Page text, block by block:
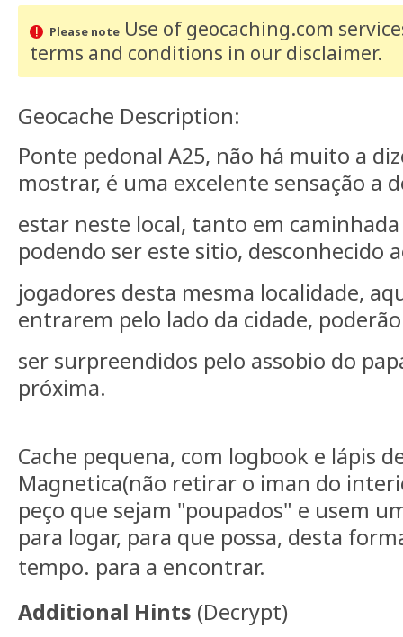
Please noteUse of geocaching.com
terms and conditions in our disclaimer.
Geocache Description:
Ponte pedonal A25, não há muito a
mostrar, é uma excelente sensação a
estar neste local, tanto em
podendo ser este sitio, desconhecido
jogadores desta mesma localidade,
entrarem pelo lado da cidade,
ser surpreendidos pelo assobio do
próxima.
Cache pequena, com logbook e lápis
Magnetica(não retirar o iman do
peço que sejam "poupados" e usem
para logar, para que possa, desta
tempo. para a encontrar.
Additional Hints (Decrypt)